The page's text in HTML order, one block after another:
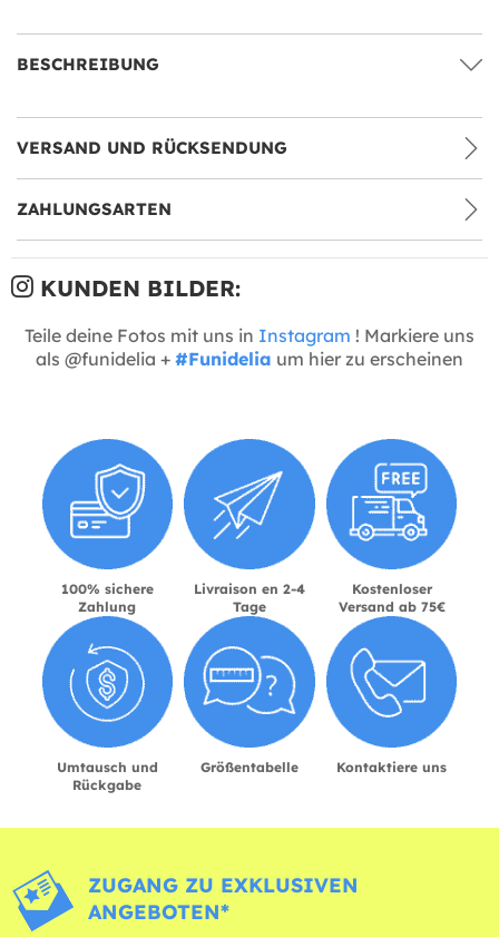
BESCHREIBUNG
VERSAND UND RÜCKSENDUNG
ZAHLUNGSARTEN
KUNDEN BILDER:
Teile deine Fotos mit uns in Instagram ! Markiere uns
als @funidelia + #Funidelia um hier zu erscheinen
100% sichere
Zahlung
Livraison en 2-4
Tage
Kostenloser
Versand ab 75€
Umtausch und
Rückgabe
Größentabelle Kontaktiere uns
ZUGANG ZU EXKLUSIVEN
ANGEBOTEN*